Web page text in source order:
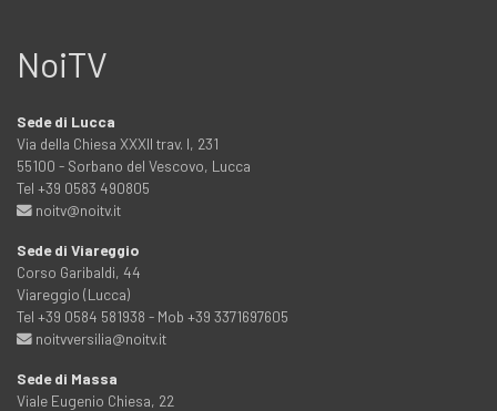
NoiTV
Sede di Lucca
Via della Chiesa XXXII trav. I, 231
55100 - Sorbano del Vescovo, Lucca
Tel +39 0583 490805
noitv@noitv.it
Sede di Viareggio
Corso Garibaldi, 44
Viareggio (Lucca)
Tel +39 0584 581938 - Mob +39 3371697605
noitvversilia@noitv.it
Sede di Massa
Viale Eugenio Chiesa, 22